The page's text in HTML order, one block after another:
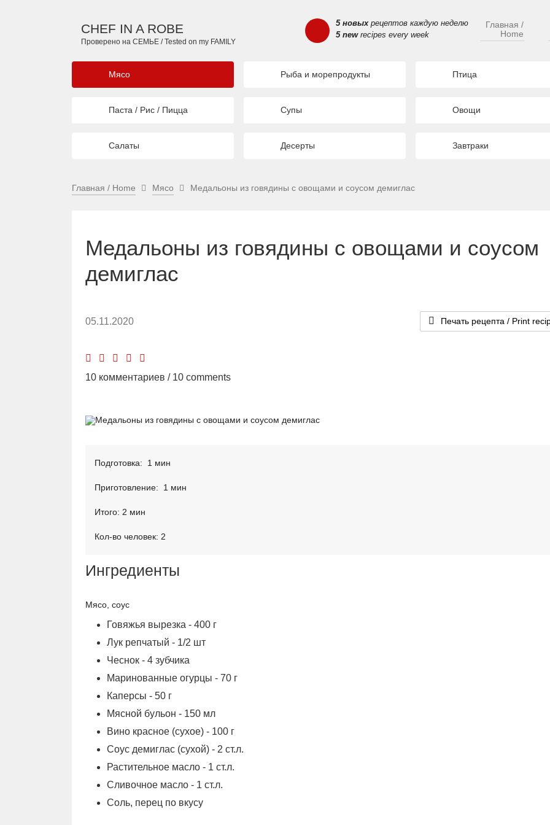
CHEF IN A ROBE
Проверено на СЕМЬЕ / Tested on my FAMILY
5 новыхрецептов каждую неделю
5 newrecipes every week
Главная /
Home
Мясо Рыба и морепродукты Птица
Паста / Рис / Пицца Супы Овощи
Салаты Десерты Завтраки
Главная / Home Мясо Медальоны из говядины с овощами и соусом демиглас
Медальоны из говядины с овощами и соусом
демиглас
05.11.2020 Печать рецепта / Print
10 комментариев / 10 comments
Подготовка: 1 мин
Приготовление: 1 мин
Итого: 2 мин
Кол-во человек: 2
Ингредиенты
Мясо, соус
Говяжья вырезка - 400 г
Лук репчатый - 1/2 шт
Чеснок - 4 зубчика
Маринованные огурцы - 70 г
Каперсы - 50 г
Мясной бульон - 150 мл
Вино красное (сухое) - 100 г
Соус демиглас (сухой) - 2 ст.л.
Растительное масло - 1 ст.л.
Сливочное масло - 1 ст.л.
Соль, перец по вкусу